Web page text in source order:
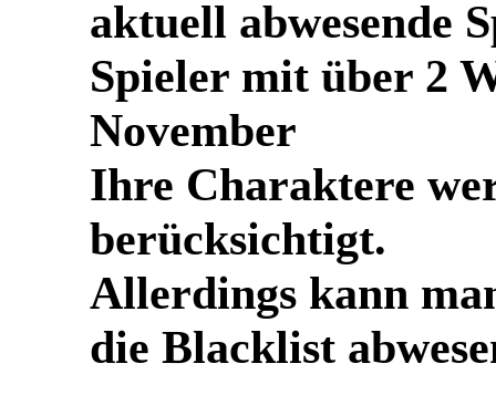
aktuell abwesende
Spieler mit über 2
November
Ihre Charaktere
berücksichtigt.
Allerdings kann
die Blacklist